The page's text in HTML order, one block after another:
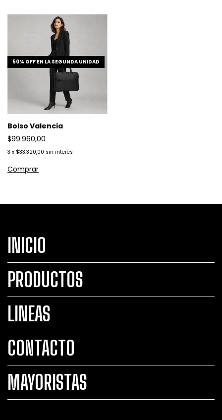
50% OFF EN LA SEGUNDA UNIDAD
Bolso Valencia
$99.960,00
3 x $33.320,00 sin interés
INICIO
PRODUCTOS
LINEAS
CONTACTO
MAYORISTAS